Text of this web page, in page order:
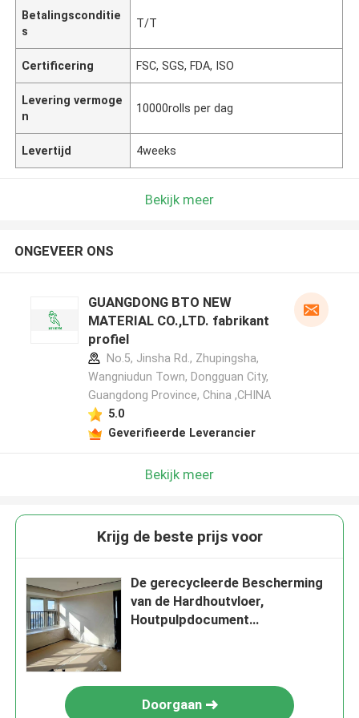
Betalingsconditie
s
T/T
Certificering FSC, SGS, FDA, ISO
Levering vermoge
n
10000rolls per dag
Levertijd 4weeks
Bekijk meer
ONGEVEER ONS
GUANGDONG BTO NEW
MATERIAL CO.,LTD. fabrikant
profiel
No.5, Jinsha Rd., Zhupingsha,
Wangniudun Town, Dongguan City,
Guangdong Province, China ,CHINA
5.0
Geverifieerde Leverancier
Bekijk meer
Krijg de beste prijs voor
De gerecycleerde Bescherming
van de Hardhoutvloer,
Houtpulpdocument
Doorgaan